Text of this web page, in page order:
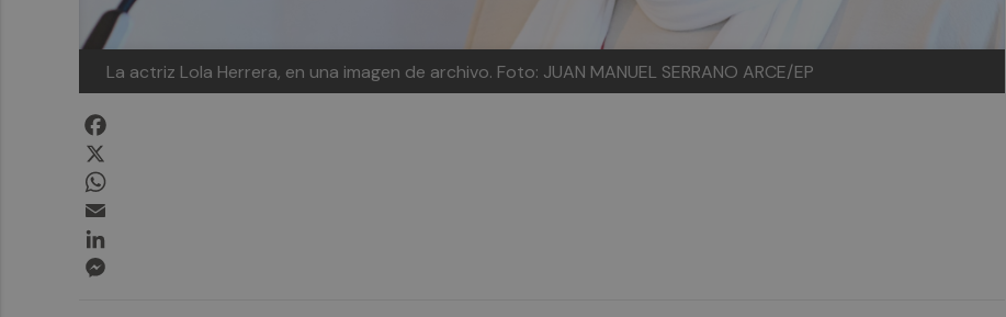
La actriz Lola Herrera, en una imagen de archivo. Foto: JUAN MANUEL SERRANO ARCE/EP